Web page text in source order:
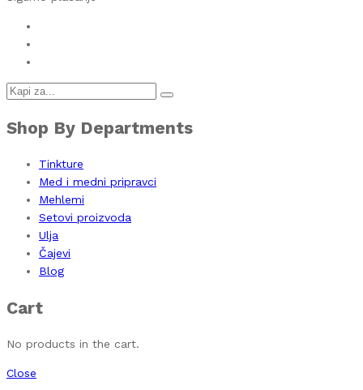
Shop By Departments
Tinkture
Med i medni pripravci
Mehlemi
Setovi proizvoda
Ulja
Čajevi
Blog
Cart
No products in the cart.
Close